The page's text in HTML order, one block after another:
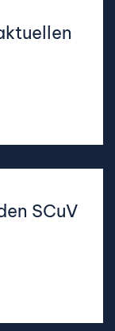
SCuV